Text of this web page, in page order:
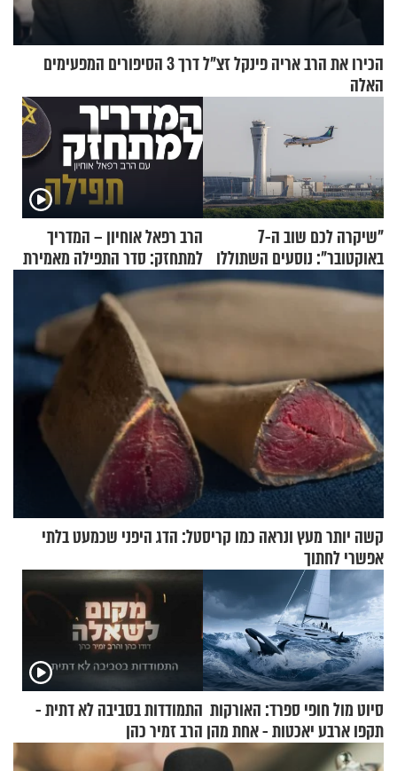
הכירו את הרב אריה פינקל זצ"ל דרך 3 הסיפורים המפעימים
האלה
"שיקרה לכם שוב ה-7
באוקטובר": נוסעים השתוללו
בטיסה לפרנקפורט ונעצרו
לאחר שתקפו שוטרים
הרב רפאל אוחיון – המדריך
למתחזק: סדר התפילה מאמירת
הקורבנות ועד קריאת שמע
קשה יותר מעץ ונראה כמו קריסטל: הדג היפני שכמעט בלתי
אפשרי לחתוך
סיוט מול חופי ספרד: האורקות
תקפו ארבע יאכטות - אחת מהן
טבעה
התמודדות בסביבה לא דתית -
הרב זמיר כהן